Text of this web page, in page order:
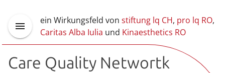
ein Wirkungsfeld von stiftung lq CH, pro lq RO,
Caritas Alba Iulia und Kinaesthetics RO
Care Quality Networtk